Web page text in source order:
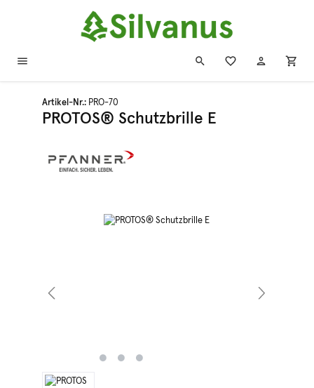
Zum Hauptinhalt springen
Artikel-Nr.: PRO-70
PROTOS® Schutzbrille E
Bildergalerie überspringen